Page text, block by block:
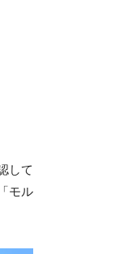
して
モル